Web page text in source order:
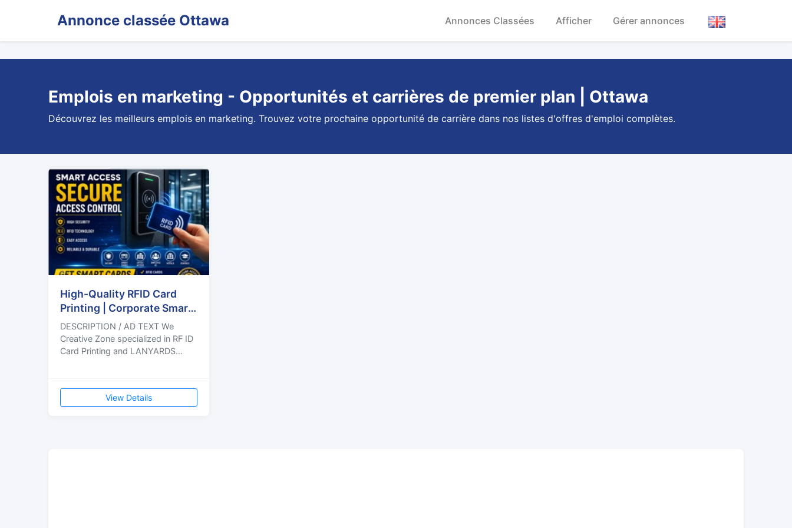
Annonce classée Ottawa Annonces Classées Afficher Gérer annonces
Emplois en marketing - Opportunités et carrières de premier plan | Ottawa
Découvrez les meilleurs emplois en marketing. Trouvez votre prochaine opportunité de carrière dans nos listes d'offres d'emploi complètes.
High-Quality RFID Card
Printing | Corporate Smart
Access Cards | Bulk
DESCRIPTION / AD TEXT We
Creative Zone specialized in RF ID
Card Printing and LANYARDS
View Details